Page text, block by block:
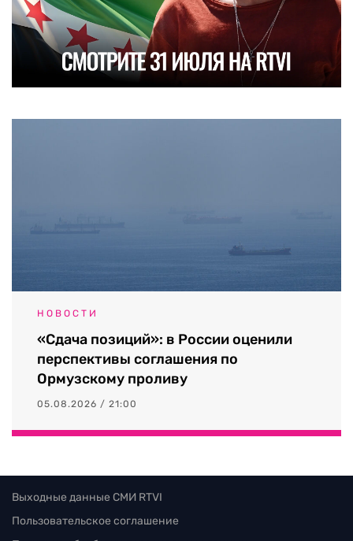
НОВОСТИ
«Сдача позиций»: в России оценили
перспективы соглашения по
Ормузскому проливу
05.08.2026 / 21:00
Выходные данные СМИ RTVI
Пользовательское соглашение